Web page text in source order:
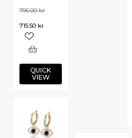
795.00kr
715.50 kr
QUICK
VIEW